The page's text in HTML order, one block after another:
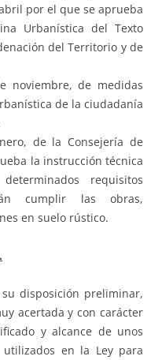
por el que se aprueba
Urbanística del Texto
del Territorio y de
noviembre, de medidas
de la ciudadanía
de la Consejería de
la instrucción técnica
requisitos
cumplir las obras,
en suelo rústico.
disposición preliminar,
acertada y con carácter
y alcance de unos
utilizados en la Ley para